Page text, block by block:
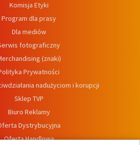
Komisja Etyki
Program dla prasy
Dla mediów
fotograficzny
(znaki)
Prywatności
nadużyciom i korupcji
Sklep TVP
Biuro Reklamy
Dystrybucyjna
Oferta Handlowa